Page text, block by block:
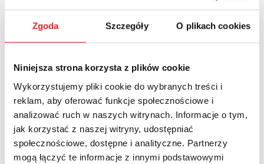
Zgoda Szczegóły O plikach cookies
Niniejsza strona korzysta z plików cookie
Wykorzystujemy pliki cookie do wybranych treści i
reklam, aby oferować funkcje społecznościowe i
analizować ruch w naszych witrynach. Informacje o tym,
jak korzystać z naszej witryny, udostępniać
społecznościowe, dostępne i analityczne. Partnerzy
mogą łączyć te informacje z innymi podstawowymi
Sterownik programowalny z klawiaturą i wyświetlaczem
Więcej